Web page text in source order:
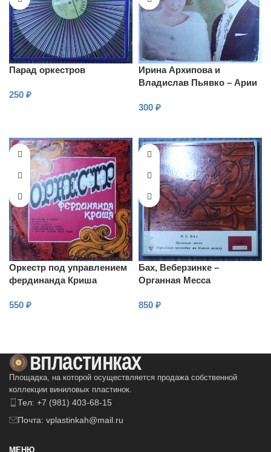
Парад оркестров
250 ₽
Ирина Архипова и
Владислав Пьявко – Арии
300 ₽
Оркестр под управлением
фердинанда Криша
550 ₽
Бах, Веберзинке –
Органная Месcа
850 ₽
Площадка, на которой осуществляется продажа собственной
коллекции виниловых пластинок.
Тел: +7 (981) 403-68-15
Почта: vplastinkah@mail.ru
МЕНЮ